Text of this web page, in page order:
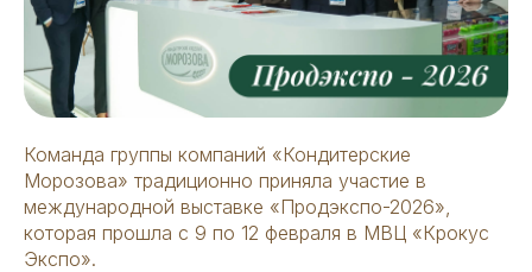
Команда группы компаний «Кондитерские
Морозова» традиционно приняла участие в
международной выставке «Продэкспо-2026»,
которая прошла с 9 по 12 февраля в МВЦ «Крокус
Экспо».